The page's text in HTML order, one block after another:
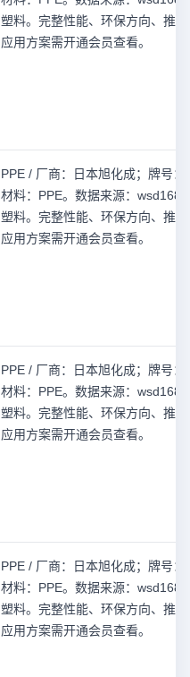
塑料。完整性能、环保方向、推
应用方案需开通会员查看。
PPE / 厂商：日本旭化成；牌号：
材料：PPE。数据来源：wsd168(
塑料。完整性能、环保方向、推
应用方案需开通会员查看。
PPE / 厂商：日本旭化成；牌号：
材料：PPE。数据来源：wsd168(
塑料。完整性能、环保方向、推
应用方案需开通会员查看。
PPE / 厂商：日本旭化成；牌号：
材料：PPE。数据来源：wsd168(
塑料。完整性能、环保方向、推
应用方案需开通会员查看。